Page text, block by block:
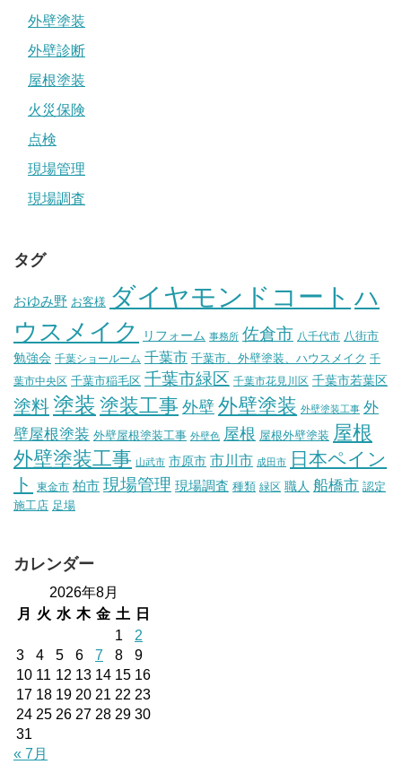
外壁塗装
外壁診断
屋根塗装
火災保険
点検
現場管理
現場調査
タグ
おゆみ野 お客様 ダイヤモンドコート ハ
ウスメイク
リフォーム 事務所 佐倉市 八千代市 八街市
勉強会 千葉ショールーム 千葉市 千葉市、外壁塗装、ハウスメイク 千
葉市中央区 千葉市稲毛区 千葉市緑区 千葉市花見川区 千葉市若葉区
塗料塗装 塗装工事 外壁 外壁塗装 外壁塗装工事 外
壁屋根塗装 外壁屋根塗装工事 外壁色 屋根 屋根外壁塗装 屋根
外壁塗装工事 山武市 市原市 市川市 成田市
日本ペイン
ト
東金市 柏市 現場管理 現場調査 種類 緑区 職人 船橋市 認定
施工店 足場
カレンダー
2026年8月
月
火 水 木 金 土
日
1
2
3
4 5 6 7 8
9
10 11 12 13 14 15 16
17 18 19 20 21 22 23
24 25 26 27 28 29 30
31
« 7月